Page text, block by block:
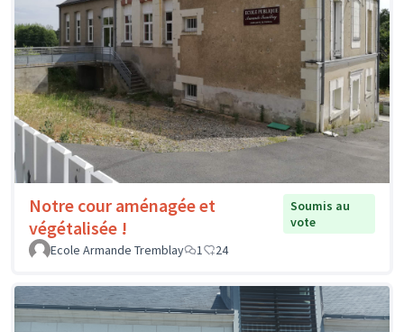
Notre cour aménagée et
végétalisée !
Soumis au
vote
Ecole Armande Tremblay
1 24